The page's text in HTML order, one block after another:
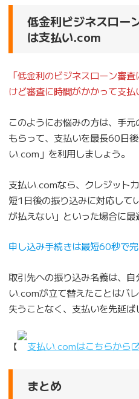
低金利ビジネスロー
は支払い.com
「低金利のビジネスローン審
けど審査に時間がかかって支払
このようにお悩みの方は、手
もらって、支払いを最長60日
い.com」を利用しましょう。
支払い.comなら、クレジット
短1日後の振り込みに対応して
が払えない」といった場合に最
申し込み手続きは最短60秒で
取引先への振り込み名義は、
い.comが立て替えたことはバ
失うことなく、支払いを先延ば
【 支払い.comはこちらから
まとめ